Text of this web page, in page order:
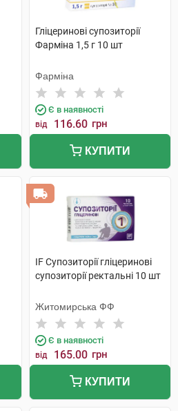
Гліцеринові супозиторії
Фарміна 1,5 г 10 шт
Фарміна
Є в наявності
від 116.60 грн
КУПИТИ
IF Супозиторії гліцеринові
супозиторії ректальні 10 шт
Житомирська ФФ
Є в наявності
від 165.00 грн
КУПИТИ